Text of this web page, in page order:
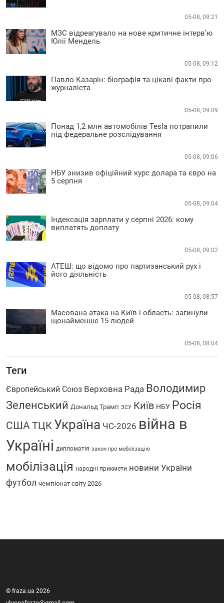
05-08, 09:21
МЗС відреагувало на нове критичне інтерв’ю
Юлії Мендель
05-08, 09:12
Павло Казарін: біографія та цікаві факти про
журналіста
05-08, 09:09
Понад 1,2 млн автомобілів Tesla потрапили
під федеральне розслідування
05-08, 09:06
НБУ знизив офіційний курс долара та євро на
5 серпня
05-08, 09:04
Індексація зарплати у серпні 2026: кому
виплатять доплату
05-08, 09:02
АТЕШ: що відомо про партизанський рух і
його діяльність
05-08, 08:57
Масована атака на Київ і область: загинули
щонайменше 15 людей
05-08, 08:04
Теги
Європейський Союз Верховна Рада Володимир
Зеленський Дональд Трамп ЗСУ Київ НБУ Росія
СШАТЦК Україна ЧС-2026 війна в
Україні дипломатія закон про мобілізацію
мобілізація народні прикмети новини України
футбол чемпіонат світу 2026
© fraza.ua 2026